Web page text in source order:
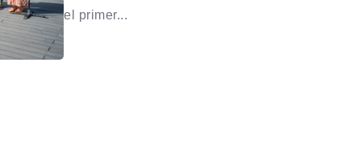
el primer...